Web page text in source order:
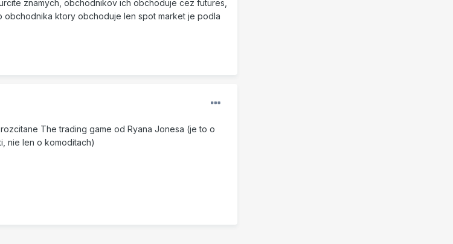
znamych, obchodnikov ich obchoduje cez futures,
ktory obchoduje len spot market je podla
The trading game od Ryana Jonesa (je to o
nie len o komoditach)